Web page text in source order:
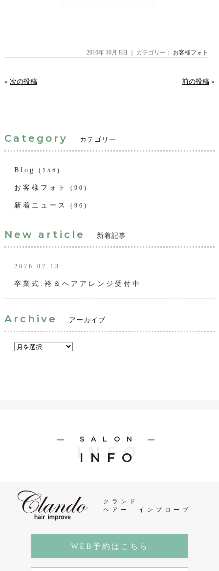
2016年 10月 8日 ｜ カテゴリー： お客様フォト
« 次の投稿 前の投稿 »
Category カテゴリー
Blog (156)
お客様フォト (90)
新着ニュース (96)
New article 新着記事
2026.02.13:
卒業式.袴＆ヘアアレンジ受付中
Archive アーカイブ
― SALON ―
INFO
INFO
クランド
ヘアー インプローブ
WEB予約はこちら